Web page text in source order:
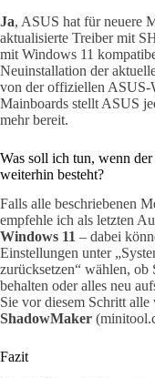
Ja, ASUS hat für neuere
aktualisierte Treiber mit
mit Windows 11
Neuinstallation der
von der offiziellen ASUS-
Mainboards stellt ASUS
mehr bereit.
Was soll ich tun, wenn
weiterhin besteht?
Falls alle beschriebenen
empfehle ich als letzten
Windows 11 – dabei
Einstellungen unter
zurücksetzen“ wählen,
behalten oder alles neu
Sie vor diesem Schritt
ShadowMaker
Fazit